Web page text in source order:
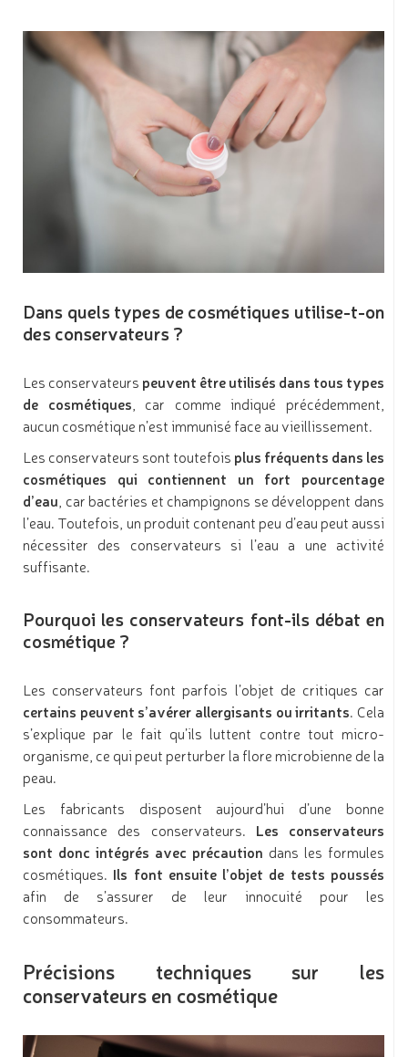
Dans quels types de cosmétiques utilise-t-on
des conservateurs ?
Les conservateurs peuvent être utilisés dans tous types
de cosmétiques , car comme indiqué précédemment,
aucun cosmétique n’est immunisé face au vieillissement.
Les conservateurs sont toutefois plus fréquents dans les
cosmétiques qui contiennent un fort pourcentage
d’eau , car bactéries et champignons se développent dans
l’eau. Toutefois, un produit contenant peu d’eau peut aussi
nécessiter des conservateurs si l’eau a une activité
suffisante.
Pourquoi les conservateurs font-ils débat en
cosmétique ?
Les conservateurs font parfois l’objet de critiques car
certains peuvent s’avérer allergisants ou irritants. Cela
s’explique par le fait qu’ils luttent contre tout micro-
organisme, ce qui peut perturber la flore microbienne de la
peau.
Les fabricants disposent aujourd’hui d’une bonne
connaissance des conservateurs. Les conservateurs
sont donc intégrés avec précaution dans les formules
cosmétiques. Ils font ensuite l’objet de tests poussés
afin de s’assurer de leur innocuité pour les
consommateurs.
Précisions techniques sur les
conservateurs en cosmétique